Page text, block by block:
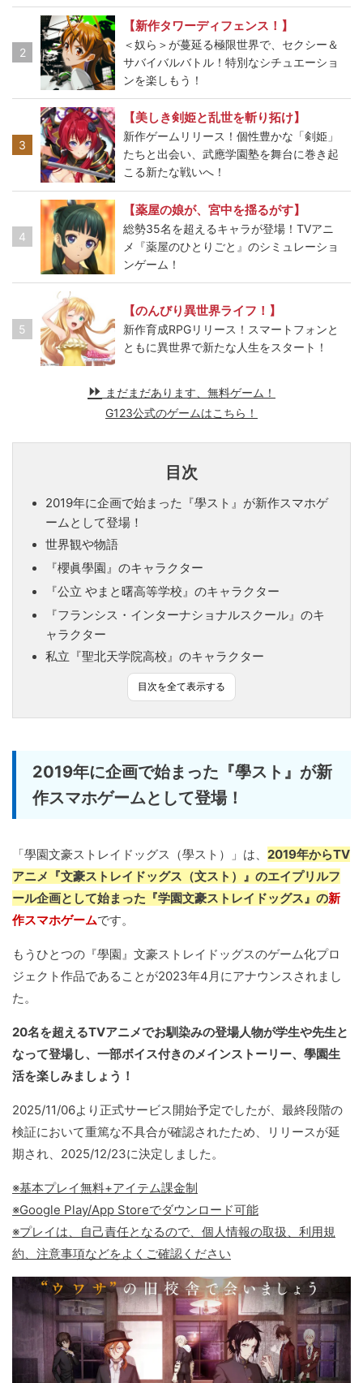
2
【新作タワーディフェンス！】
＜奴ら＞が蔓延る極限世界で、セクシー＆
サバイバルバトル！特別なシチュエーショ
ンを楽しもう！
3
【美しき剣姫と乱世を斬り拓け】
新作ゲームリリース！個性豊かな「剣姫」
たちと出会い、武應学園塾を舞台に巻き起
こる新たな戦いへ！
4
【薬屋の娘が、宮中を揺るがす】
総勢35名を超えるキャラが登場！TVアニ
メ『薬屋のひとりごと』のシミュレーショ
ンゲーム！
5
【のんびり異世界ライフ！】
新作育成RPGリリース！スマートフォンと
ともに異世界で新たな人生をスタート！
まだまだあります、無料ゲーム！
G123公式のゲームはこちら！
目次
2019年に企画で始まった『學スト』が新作スマホゲ
ームとして登場！
世界観や物語
『櫻眞學園』のキャラクター
『公立 やまと曙高等学校』のキャラクター
『フランシス・インターナショナルスクール』のキ
ャラクター
私立『聖北天学院高校』のキャラクター
目次を全て表示する
2019年に企画で始まった『學スト』が新
作スマホゲームとして登場！
「學園文豪ストレイドッグス（學スト）」は、 2019年からTV
アニメ『文豪ストレイドッグス（文スト）』のエイプリルフ
ール企画として始まった『学園文豪ストレイドッグス』の新
作スマホゲームです。
もうひとつの『學園』文豪ストレイドッグスのゲーム化プロ
ジェクト作品であることが2023年4月にアナウンスされまし
た。
20名を超えるTVアニメでお馴染みの登場人物が学生や先生と
なって登場し、一部ボイス付きのメインストーリー、學園生
活を楽しみましょう！
2025/11/06より正式サービス開始予定でしたが、最終段階の
検証において重篤な不具合が確認されたため、リリースが延
期され、2025/12/23に決定しました。
※基本プレイ無料+アイテム課金制
※Google Play/App Storeでダウンロード可能
※プレイは、自己責任となるので、個人情報の取扱、利用規
約、注意事項などをよくご確認ください